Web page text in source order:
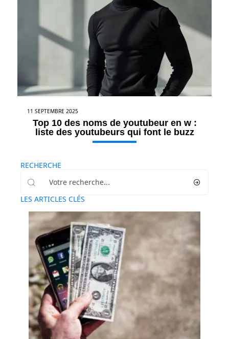
11 SEPTEMBRE 2025
Top 10 des noms de youtubeur en w :
liste des youtubeurs qui font le buzz
RECHERCHE
LES ARTICLES CLÉS